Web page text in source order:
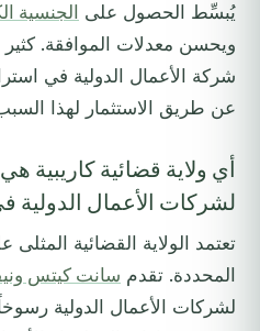
يُبسِّط الحصول على الجنسية
ويحسن معدلات الموافقة.
شركة الأعمال الدولية في
عن طريق الاستثمار لهذا
أي ولاية قضائية كاريبية
لشركات الأعمال الدولية في
تعتمد الولاية القضائية المثلى
المحددة. تقدم سانت كيتس
لشركات الأعمال الدولية